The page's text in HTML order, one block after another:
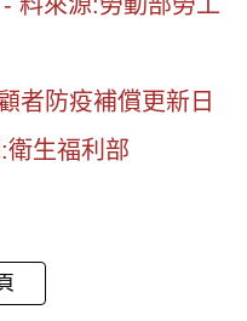
者防疫補償更新日
生福利部